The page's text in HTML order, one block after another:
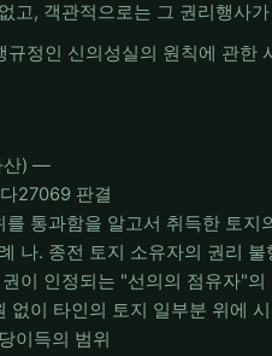
고, 객관적으로는 그 권리행사
정인 신의성실의 원칙에 관한
산) ―
27069 판결
통과함을 알고서 취득한 토
나. 종전 토지 소유자의 권리
이 인정되는 "선의의 점유자"
없이 타인의 토지 일부분 위에
이득의 범위